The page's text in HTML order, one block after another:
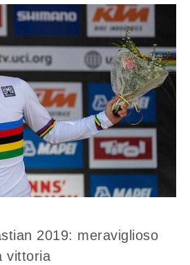
2019: meraviglioso
vittoria